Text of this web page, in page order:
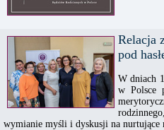
Relacja
pod
W dniach
w Polsce
wymianie myśli i dyskusji na nurtujące